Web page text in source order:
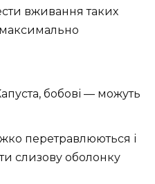
вживання таких
максимально
бобові — можуть
перетравлюються і
слизову оболонку